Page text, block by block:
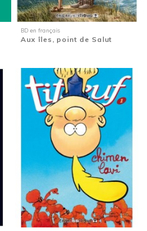
BD en français
Aux îles, point de Salut